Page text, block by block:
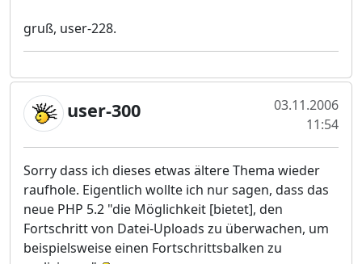
gruß, user-228.
user-300
03.11.2006
11:54
Sorry dass ich dieses etwas ältere Thema wieder
raufhole. Eigentlich wollte ich nur sagen, dass das
neue PHP 5.2 "die Möglichkeit [bietet], den
Fortschritt von Datei-Uploads zu überwachen, um
beispielsweise einen Fortschrittsbalken zu